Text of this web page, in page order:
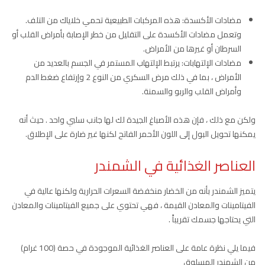
مضادات الأكسدة: هذه المركبات الطبيعية تحمي خلاياك من التلف.
وتعمل مضادات الأكسدة على التقليل من خطر الإصابة بأمراض القلب أو
السرطان أو غيرها من الأمراض.
مضادات الإلتهابات: يرتبط الإلتهاب المستمر في الجسم بالعديد من
الأمراض ، بما في ذلك مرض السكري من النوع 2 وإرتفاع ضغط الدم
وأمراض القلب والربو والسمنة.
ولكن مع ذلك ، فإن هذه الأصباغ الجيدة لك لها جانب سلبي واحد . حيث أنه
يمكنها تحويل البول إلى اللون الأحمر الفاتح لكنها غير ضارة على الإطلاق.
العناصر الغذائية في الشمندر
يتميز الشمندر بأنه من الخضار منخفضة السعرات الحرارية ولكنها عالية في
الفيتامينات والمعادن القيمة ، فهي تحتوي على جميع الفيتامينات والمعادن
التي يحتاجها جسمك تقريباً .
فيما يلي نظرة عامة على العناصر الغذائية الموجودة في حصة (100 غرام)
من الشمندر المسلوق